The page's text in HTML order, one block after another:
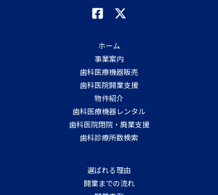
ホーム
事業案内
歯科医療機器販売
歯科医院開業支援
物件紹介
歯科医療機器レンタル
歯科医院閉院・廃業支援
歯科診療所数検索
選ばれる理由
開業までの流れ